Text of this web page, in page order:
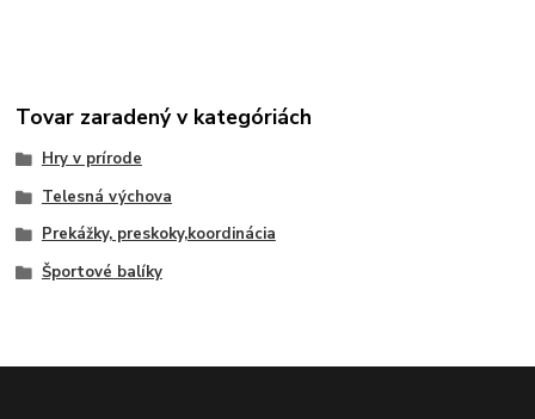
Tovar zaradený v kategóriách
Hry v prírode
Telesná výchova
Prekážky, preskoky,koordinácia
Športové balíky